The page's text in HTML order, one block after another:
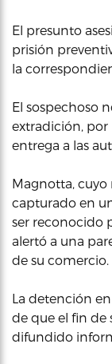
El presunto
prisión
la
El sospechoso
extradición, por
entrega a las
Magnotta, cuyo
capturado en
ser reconocido
alertó a una
de su comercio.
La detención
de que el fin de
difundido